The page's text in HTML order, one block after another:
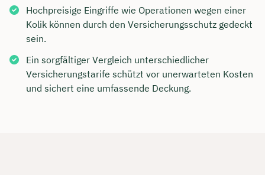
Hochpreisige Eingriffe wie Operationen wegen einer
Kolik können durch den Versicherungsschutz gedeckt
sein.
Ein sorgfältiger Vergleich unterschiedlicher
Versicherungstarife schützt vor unerwarteten Kosten
und sichert eine umfassende Deckung.